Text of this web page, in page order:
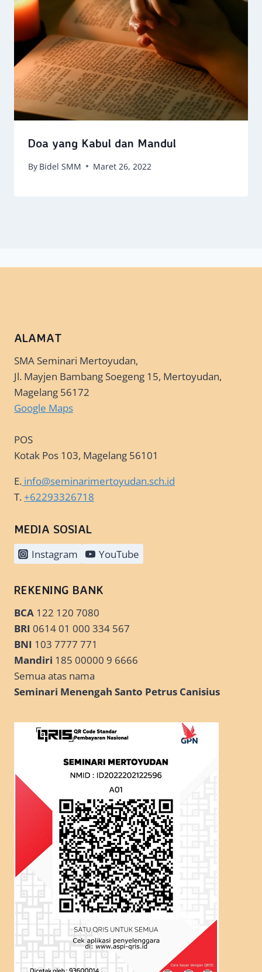
Doa yang Kabul dan Mandul
By Bidel SMM Maret 26, 2022
ALAMAT
SMA Seminari Mertoyudan,
Jl. Mayjen Bambang Soegeng 15, Mertoyudan,
Magelang 56172
Google Maps
POS
Kotak Pos 103, Magelang 56101
E. info@seminarimertoyudan.sch.id
T.+62293326718
MEDIA SOSIAL
Instagram YouTube
REKENING BANK
BCA 122 120 7080
BRI 0614 01 000 334 567
BNI 103 7777 771
Mandiri 185 00000 9 6666
Semua atas nama
Seminari Menengah Santo Petrus Canisius